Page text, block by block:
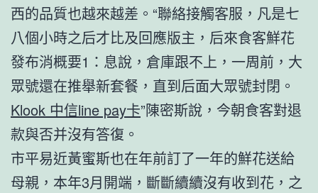
西的品質也越來越差。“聯絡接觸客服，凡是七
八個小時之后才比及回應版主，后來食客鮮花
發布消概要1：息說，倉庫跟不上，一周前，大
眾號還在推舉新套餐，直到后面大眾號封閉。
Klook 中信line pay卡”陳密斯說，今朝食客對退
款與否并沒有答復。
市平易近黃蜜斯也在年前訂了一年的鮮花送給
母親，本年3月開端，斷斷續續沒有收到花，之